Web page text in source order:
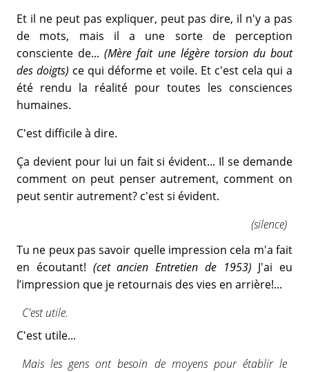
Et il ne peut pas expliquer, peut pas dire, il n'y a pas
de mots, mais il a une sorte de perception
consciente de...(Mère fait une légère torsion du bout
des doigts) ce qui déforme et voile. Et c'est cela qui a
été rendu la réalité pour toutes les consciences
humaines.
C'est difficile à dire.
Ça devient pour lui un fait si évident... Il se demande
comment on peut penser autrement, comment on
peut sentir autrement? c'est si évident.
(silence)
Tu ne peux pas savoir quelle impression cela m'a fait
en écoutant! (cet ancien Entretien de 1953) J'ai eu
l’impression que je retournais des vies en arrière!...
C'est utile.
C'est utile...
Mais les gens ont besoin de moyens pour établir le